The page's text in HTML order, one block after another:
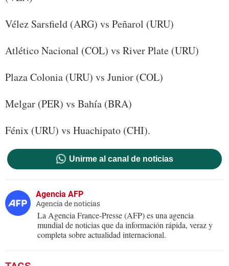
Vélez Sarsfield (ARG) vs Peñarol (URU)
Atlético Nacional (COL) vs River Plate (URU)
Plaza Colonia (URU) vs Junior (COL)
Melgar (PER) vs Bahía (BRA)
Fénix (URU) vs Huachipato (CHI).
Unirme al canal de noticias
Agencia AFP
Agencia de noticias
La Agencia France-Presse (AFP) es una agencia
mundial de noticias que da información rápida, veraz y
completa sobre actualidad internacional.